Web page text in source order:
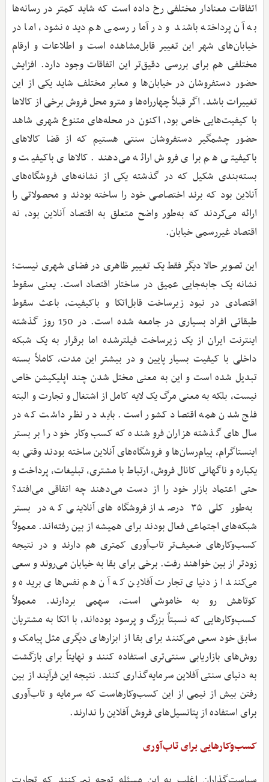
اتفاقات معنادار مختلفی رخ داده است که شاید کمتر در رسانه‌ها
به آن پرداخته باشند و در آمار رسمی هم دیده نشود، اما در
خیابان‌های شهر این تغییر قابل‌مشاهده است و اطلاعات و ارقام
مختلفی هم برای بررسی دقیق‌تر این اتفاقات وجود دارد. افزایش
حضور دستفروشان در خیابان‌ها و معابر مختلف شاید یکی از این
تغییرات باشد. اگر قبلاً چهارراه‌ها و مترو محل فروش برخی از کالاها
با کیفیت‌هایی خاص بود، اکنون در محله‌های متنوع شهری شاهد
حضور چشمگیر دستفروشان سنتی هستیم که از قضا کالاهای
باکیفیتی هم برای فروش ارائه می‌دهند. کالاهای باکیفیت و
بسته‌بندی شکیل که در گذشته یکی از نشانه‌های فروشگاه‌های
آنلاین بود که برند اختصاصی خود را ساخته بودند و محصولاتی را
ارائه می‌کردند که به‌طور واضح متعلق به اقتصاد آنلاین بود، نه
اقتصاد غیررسمی خیابان.
این تصویر حالا دیگر فقط یک تغییر ظاهری در فضای شهری نیست؛
نشانه یک جابه‌جایی عمیق در ساختار اقتصاد است. یعنی سقوط
اقتصادی در نبود زیرساخت قابل‌اتکا و باکیفیت، باعث سقوط
طبقاتی افراد بسیاری در جامعه شده است. در 150 روز گذشته
اینترنت ایران از یک زیرساخت فیلترشده اما برقرار به یک شبکه
داخلی با کیفیت بسیار پایین و در بیشتر این مدت، کاملاً بسته
تبدیل شده است و این به معنی مختل شدن چند اپلیکیشن خاص
نیست، بلکه به معنی مرگ یک لایه کامل از اشتغال و تجارت و البته
فلج شدن همه اقتصاد کشور است. باید در نظر داشت که در
سال‌های گذشته هزاران فروشنده که کسب‌وکار خود را بر بستر
اینستاگرام، پیام‌رسان‌ها و فروشگاه‌های آنلاین ساخته بودند وقتی به
یکباره و ناگهانی کانال فروش، ارتباط با مشتری، تبلیغات، پرداخت و
حتی اعتماد بازار خود را از دست می‌دهند چه اتفاقی می‌افتد؟
به‌طور کلی ۳۵ درصد از فروشگاه‌های آنلاینی که در بستر
شبکه‌های اجتماعی فعال بودند برای همیشه از بین رفته‌اند. معمولاً
کسب‌وکارهای ضعیف‌تر تاب‌آوری کمتری هم دارند و در نتیجه
زودتر از بین خواهند رفت. برخی برای بقا به خیابان می‌روند و سعی
می‌کنند از دنیای تجارت آفلاین که آن هم نفس‌های بریده و
کوتاهش رو به خاموشی است، سهمی بردارند. معمولاً
کسب‌وکارهایی که نسبتاً بزرگ و پرسود بوده‌اند، با اتکا به مشتریان
سابق خود سعی می‌کنند برای بقا از ابزارهای دیگری مثل پیامک و
روش‌های بازاریابی سنتی‌تری استفاده کنند و نهایتاً برای بازگشت
به دنیای سنتی آفلاین سرمایه‌گذاری کنند. نتیجه این فرآیند از بین
رفتن بیش از نیمی از این کسب‌وکارهاست که سرمایه و تاب‌آوری
برای استفاده از پتانسیل‌های فروش آفلاین را ندارند.
کسب‌وکارهایی برای تاب‌آوری